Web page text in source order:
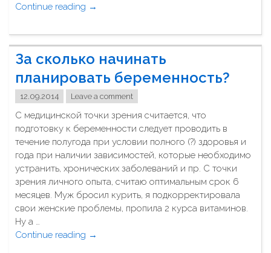
я
з
н
а
т
у
р
а
л
ь
н
ы
х
к
а
н
я
б
р
е
Continue reading "
л
я
ч
е
о
б
е
р
е
м
е
н
н
→
За сколько начинать
планировать беременность?
12.09.2014 Leave a comment
С медицинской точки зрения считается, что
подготовку к беременности следует проводить в
течение полугода при условии полного (?) здоровья и
года при наличии зависимостей, которые необходимо
устранить, хронических заболеваний и пр. С точки
зрения личного опыта, считаю оптимальным срок 6
месяцев. Муж бросил курить, я подкорректировала
свои женские проблемы, пропила 2 курса витаминов.
Ну а …
Continue reading "→